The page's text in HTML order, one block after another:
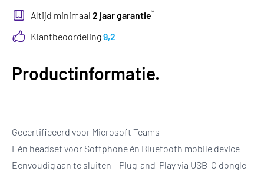
Altijd minimaal 2 jaar garantie*
Klantbeoordeling9,2
Productinformatie.
Gecertificeerd voor Microsoft Teams
Eén headset voor Softphone én Bluetooth mobile device
Eenvoudig aan te sluiten – Plug-and-Play via USB-C dongle